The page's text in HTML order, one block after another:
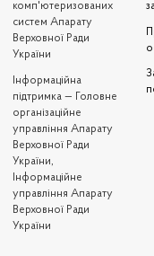
комп'ютеризованих
систем Апарату
Верховної Ради
України
Iнформаційна
підтримка — Головне
організаційне
управління Апарату
Верховної Ради
України,
Інформаційне
управління Апарату
Верховної Ради
України